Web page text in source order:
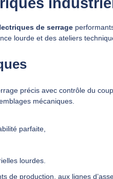
de serrage
lourde et des ateliers
précis avec contrôle du
mécaniques.
parfaite,
lourdes.
de production, aux lignes